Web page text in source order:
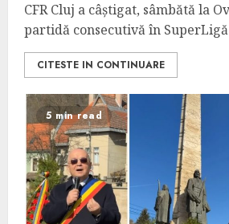
CFR Cluj a câștigat, sâmbătă la
partidă consecutivă în SuperLigă
CITESTE IN CONTINUARE
5 min read